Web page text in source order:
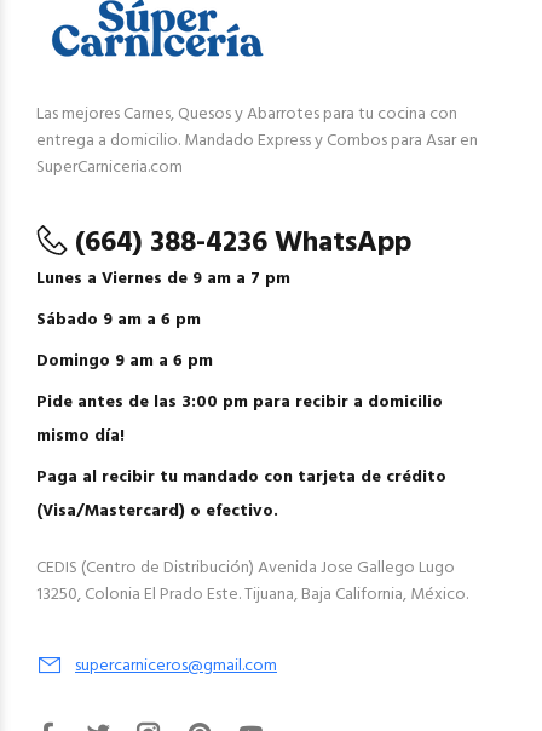
Las mejores Carnes, Quesos y Abarrotes para tu cocina con
entrega a domicilio. Mandado Express y Combos para Asar en
SuperCarniceria.com
(664) 388-4236 WhatsApp
Lunes a Viernes de 9 am a 7 pm
Sábado 9 am a 6 pm
Domingo 9 am a 6 pm
Pide antes de las 3:00 pm para recibir a domicilio
mismo día!
Paga al recibir tu mandado con tarjeta de crédito
(Visa/Mastercard) o efectivo.
CEDIS (Centro de Distribución) Avenida Jose Gallego Lugo
13250, Colonia El Prado Este. Tijuana, Baja California, México.
supercarniceros@gmail.com